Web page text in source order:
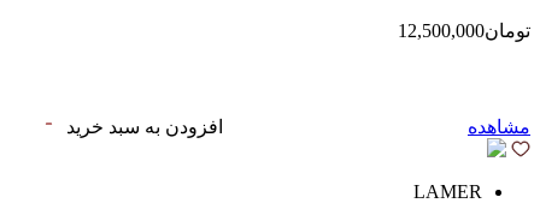
تومان12,500,000
مشاهده افزودن به سبد خرید
LAMER